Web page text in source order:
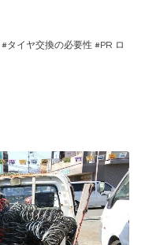
#タイヤ交換の必要性 #PR ロ